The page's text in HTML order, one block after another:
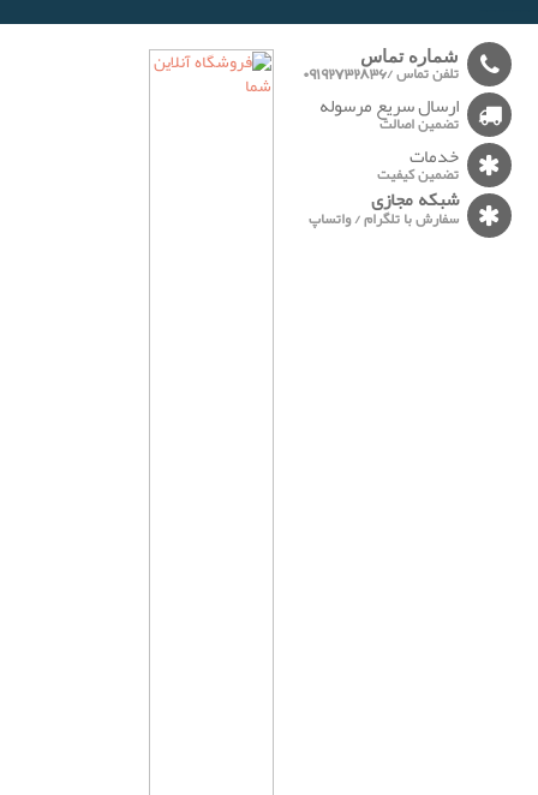
شماره تماس
تلفن تماس /09192732836
ارسال سریع مرسوله
تضمین اصالت
خدمات
تضمین کیفیت
شبکه مجازی
سفارش با تلگرام / واتساپ